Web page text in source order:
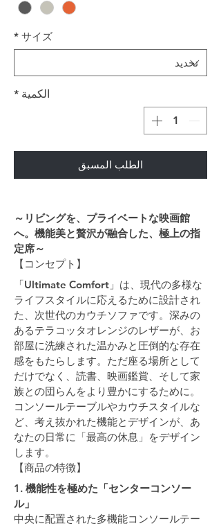
サイズ
*
الكمية *
الطلب المسبق
～リビングを、プライベートな映画館
へ。機能美と贅沢が融合した、極上の指
定席～
【コンセプト】
「Ultimate Comfort」は、現代の多様な
ライフスタイルに応えるために設計され
た、次世代のカウチソファです。深みの
あるテラコッタオレンジのレザーが、お
部屋に洗練された温かみと圧倒的な存在
感をもたらします。ただ座る場所として
だけでなく、読書、映画鑑賞、そして家
族との団らんをより豊かにするために。
コンソールテーブルやカウチスタイルな
ど、考え抜かれた機能とデザインが、あ
なたの日常に「最高の休息」をデザイン
します。
【商品の特徴】
1. 機能性を極めた「センターコンソー
ル」
中央に配置された多機能コンソールテー